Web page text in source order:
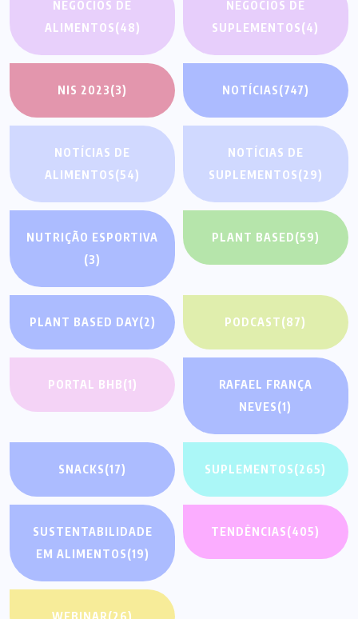
NEGÓCIOS DE
ALIMENTOS(48)
NEGÓCIOS DE
SUPLEMENTOS(4)
NIS 2023(3) NOTÍCIAS(747)
NOTÍCIAS DE
ALIMENTOS(54)
NOTÍCIAS DE
SUPLEMENTOS(29)
NUTRIÇÃO ESPORTIVA
(3)
PLANT BASED(59)
PLANT BASED DAY(2) PODCAST(87)
PORTAL BHB(1)
RAFAEL FRANÇA
NEVES(1)
SNACKS(17) SUPLEMENTOS(265)
SUSTENTABILIDADE
EM ALIMENTOS(19)
TENDÊNCIAS(405)
WEBINAR(26)